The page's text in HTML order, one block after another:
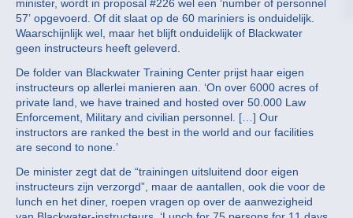
minister, wordt in proposal #226 wel een ‘number of personnel
57’ opgevoerd. Of dit slaat op de 60 mariniers is onduidelijk.
Waarschijnlijk wel, maar het blijft onduidelijk of Blackwater
geen instructeurs heeft geleverd.
De folder van Blackwater Training Center prijst haar eigen
instructeurs op allerlei manieren aan. ‘On over 6000 acres of
private land, we have trained and hosted over 50.000 Law
Enforcement, Military and civilian personnel. […] Our
instructors are ranked the best in the world and our facilities
are second to none.’
De minister zegt dat de “trainingen uitsluitend door eigen
instructeurs zijn verzorgd”, maar de aantallen, ook die voor de
lunch en het diner, roepen vragen op over de aanwezigheid